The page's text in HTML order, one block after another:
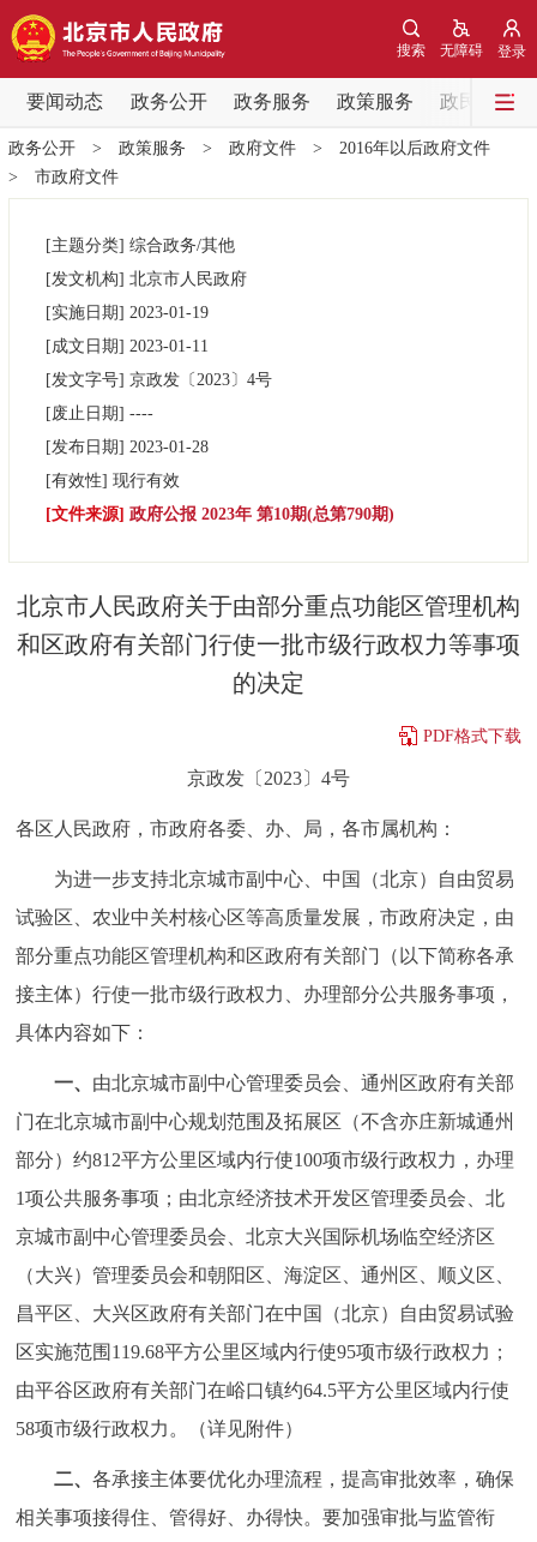
登录
无障碍
搜索
要闻动态 政务公开 政务服务 政策服务 政民互动
要闻动态
党中央精神 国务院信息 中央部委动态
各区热点
市领导
决策公开 专题公开
法人服务
中介服务 阳光政务
政民互动
12345网上接诉即办 我要咨询 我要建议
参与调查
走进北京
北京概况 十六区概览 人文北京
多语种
ENGLISH 한국어 日本語
ESPAÑOL العربية PORTUGUÊS
政务公开> 政策服务 > 政府文件> 2016年以后政府文件
> 市政府文件
[主题分类] 综合政务/其他
[发文机构] 北京市人民政府
[实施日期] 2023-01-19
[成文日期] 2023-01-11
[发文字号] 京政发〔2023〕 4号
[废止日期] ----
[发布日期] 2023-01-28
[有效性] 现行有效
[文件来源] 政府公报 2023年 第10期(总第790期)
北京市人民政府关于由部分重点功能区管理机构
和区政府有关部门行使一批市级行政权力等事项
的决定
PDF格式下载
京政发〔2023〕4号
各区人民政府，市政府各委、办、局，各市属机构：
为进一步支持北京城市副中心、中国（北京）自由贸易
试验区、农业中关村核心区等高质量发展，市政府决定，由
部分重点功能区管理机构和区政府有关部门（以下简称各承
接主体）行使一批市级行政权力、办理部分公共服务事项，
具体内容如下：
一、 由北京城市副中心管理委员会、通州区政府有关部
门在北京城市副中心规划范围及拓展区（不含亦庄新城通州
部分）约812平方公里区域内行使100项市级行政权力，办理
1项公共服务事项；由北京经济技术开发区管理委员会、北
京城市副中心管理委员会、北京大兴国际机场临空经济区
（大兴）管理委员会和朝阳区、海淀区、通州区、顺义区、
昌平区、大兴区政府有关部门在中国（北京）自由贸易试验
区实施范围119.68平方公里区域内行使95项市级行政权力；
由平谷区政府有关部门在峪口镇约64.5平方公里区域内行使
58项市级行政权力。（详见附件）
二、各承接主体要优化办理流程，提高审批效率，确保
相关事项接得住、管得好、办得快。要加强审批与监管衔